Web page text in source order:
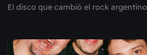
El disco que cambió el rock argentino